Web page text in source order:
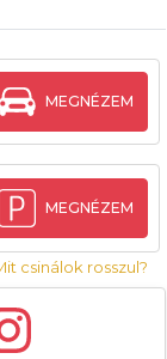
MEGNÉZEM
MEGNÉZEM
csinálok rosszul?